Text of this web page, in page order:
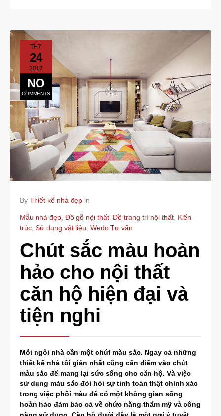
TH7
24
2017
NO
COMMENTS
By Thiết kế nhà đẹp in
Mẫu nhà đẹp Đồ gỗ nội thất Đồ trang trí nội thất Kiến
trúc Sử dụng vật liệu Wedo Tư vấn
Chút sắc màu hoàn
hảo cho nội thất
căn hộ hiện đại và
tiện nghi
Mỗi ngôi nhà cần một chút màu sắc. Ngay cả những
thiết kế nhà tối giản nhất cũng cần điểm vào chút
màu sắc để mang lại sức sống cho căn hộ. Và việc
sử dụng màu sắc đòi hỏi sự tính toán thật chính xác
trong việc phối màu để có một không gian sống
hoàn hảo đảm bảo cả về chức năng thẩm mỹ và công